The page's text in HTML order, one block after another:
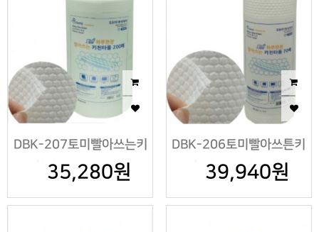
DBK-207토미빨아쓰는키
친타올200매*2롤
35,280원
DBK-206토미빨아쓰튼키
친타올70매*12롤
39,940원